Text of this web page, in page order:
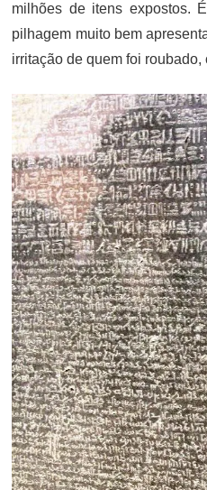
milhões de itens expostos.
pilhagem muito bem
irritação de quem foi roubado,